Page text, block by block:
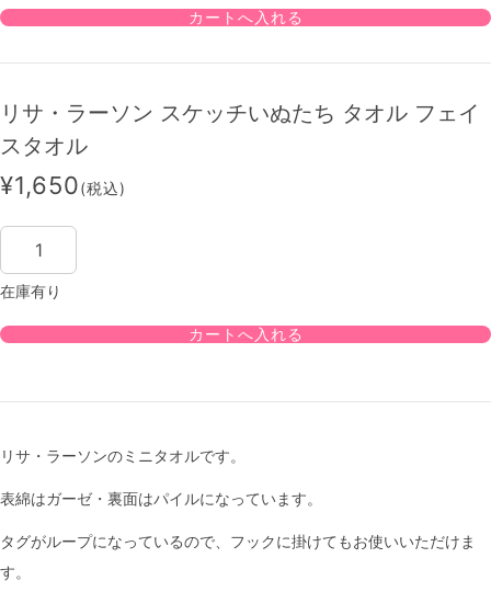
リサ・ラーソン スケッチいぬたち タオル フェイ
スタオル
¥1,650(税込)
在庫有り
リサ・ラーソンのミニタオルです。
表綿はガーゼ・裏面はパイルになっています。
タグがループになっているので、フックに掛けてもお使いいただけま
す。